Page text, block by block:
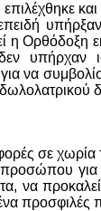
υπήρξαν
η Ορθόδοξη
υπήρχαν
να
σε χωρία
για
να